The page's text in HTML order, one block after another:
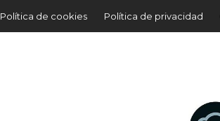
Política de cookies Política de privacidad